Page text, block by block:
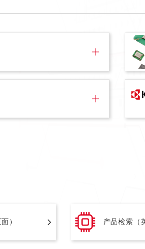
） 产品检索（